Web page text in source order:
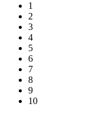
1
2
3
4
5
6
7
8
9
10